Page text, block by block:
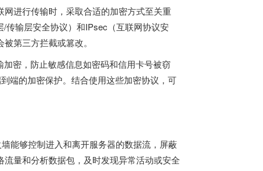
进行传输时，采取合适的加密方式至关重
传输层安全协议）和IPsec（互联网协议安
第三方拦截或篡改。
密，防止敏感信息如密码和信用卡号被窃
端的加密保护。结合使用这些加密协议，可
能够控制进入和离开服务器的数据流，屏蔽
量和分析数据包，及时发现异常活动或安全